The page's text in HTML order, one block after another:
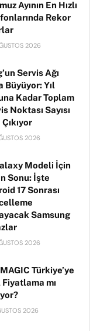
Ayının En Hızlı
Rekor
2026
Servis Ağı
Büyüyor: Yıl
Kadar Toplam
Noktası Sayısı
Çıkıyor
2026
Modeli İçin
Sonu: İşte
17 Sonrası
Samsung
2026
Türkiye’ye
Fiyatlama mı
2026